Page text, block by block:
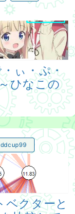
・ん・に・ん・
ぃ・ぷ・
ひなこの
ニューラルネッ
ベクターと